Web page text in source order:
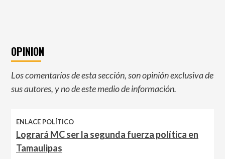
OPINION
Los comentarios de esta sección, son opinión exclusiva de
sus autores, y no de este medio de información.
ENLACE POLÍTICO
Logrará MC ser la segunda fuerza política en
Tamaulipas